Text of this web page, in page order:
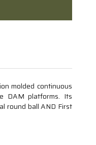
molded continuous
DAM platforms. Its
round ball AND First